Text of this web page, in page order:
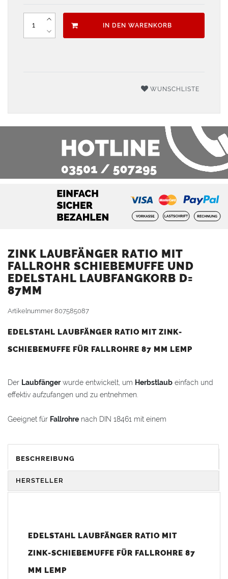
IN DEN WARENKORB
WUNSCHLISTE
ZINK LAUBFÄNGER RATIO MIT
FALLROHR SCHIEBEMUFFE UND
EDELSTAHL LAUBFANGKORB D=
87MM
Artikelnummer807585087
EDELSTAHL LAUBFÄNGER RATIO MIT ZINK-
SCHIEBEMUFFE FÜR FALLROHRE 87 MM LEMP
Der Laubfängerwurde entwickelt, um Herbstlaub einfach und
effektiv aufzufangen und zu entnehmen.
Geeignet für Fallrohre nach DIN 18461 mit einem
Vorteile:
herausgenommen werden.
Oben mit einerFallrohrmuffeund unten eingezogen für
Ohne Leiter erreichbar.
Einfache Montage:
BESCHREIBUNG
HERSTELLER
EDELSTAHL LAUBFÄNGER RATIO MIT
ZINK-SCHIEBEMUFFE FÜR FALLROHRE 87
MM LEMP